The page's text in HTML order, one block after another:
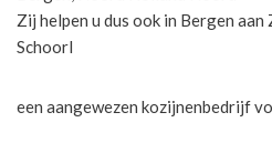
Zij helpen u dus ook in Bergen aan
Schoorl
een aangewezen kozijnenbedrijf